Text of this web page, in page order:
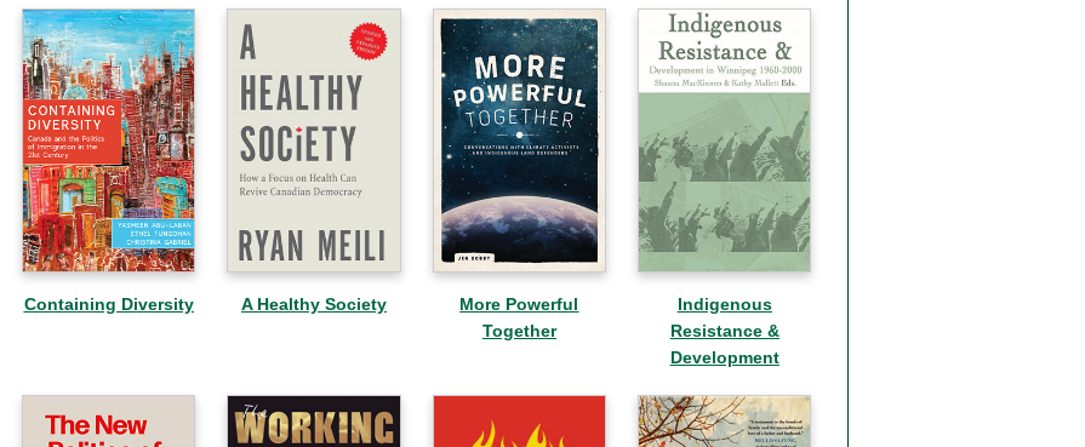
Containing Diversity A Healthy Society
More Powerful
Together
Indigenous
Resistance &
Development